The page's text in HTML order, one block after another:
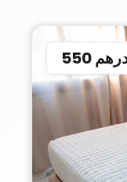
درهم